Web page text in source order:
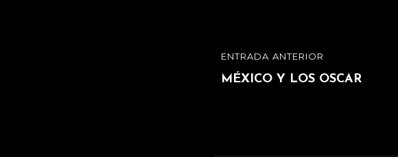
Navegación
de
ENTRADA
ANTERIOR
ENTRADA ANTERIOR
MÉXICO Y LOS OSCAR